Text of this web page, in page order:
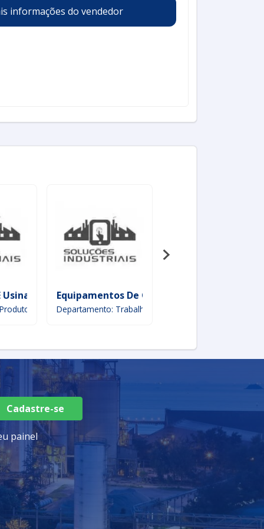
informações do vendedor
de metal
Equipamentos De Caldeiraria
Departamento: Trabalho de metais
Cadastre-se
painel